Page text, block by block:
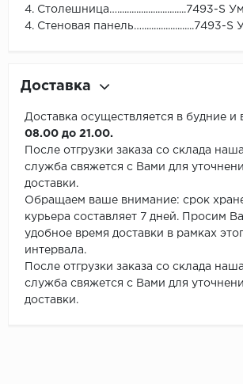
4. Столешница….............................7493-S
4. Стеновая панель…......................7493-S
Доставка
Доставка осуществляется в будние и
08.00 до 21.00.
После отгрузки заказа со склада
служба свяжется с Вами для
доставки.
Обращаем ваше внимание: срок
курьера составляет 7 дней. Просим
удобное время доставки в рамках
интервала.
После отгрузки заказа со склада
служба свяжется с Вами для
доставки.